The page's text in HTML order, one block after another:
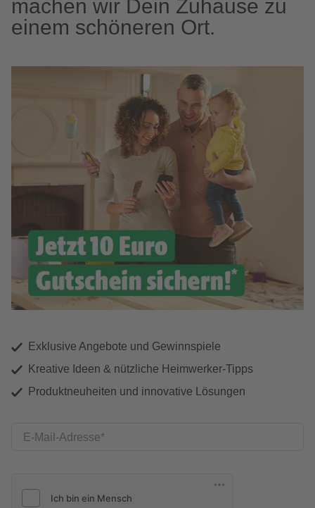
machen wir Dein Zuhause zu
einem schöneren Ort.
Exklusive Angebote und Gewinnspiele
Kreative Ideen & nützliche Heimwerker-Tipps
Produktneuheiten und innovative Lösungen
E-Mail-Adresse